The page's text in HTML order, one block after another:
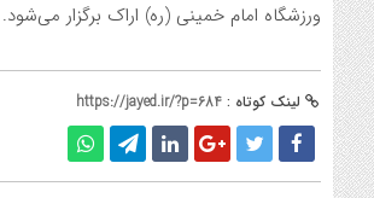
ورزشگاه امام خمینی (ره) اراک برگزار می‌شود.
لینک کوتاه : https://jayed.ir/?p=684